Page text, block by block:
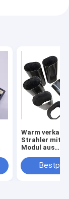
Warm
Strahler mit
Modul aus